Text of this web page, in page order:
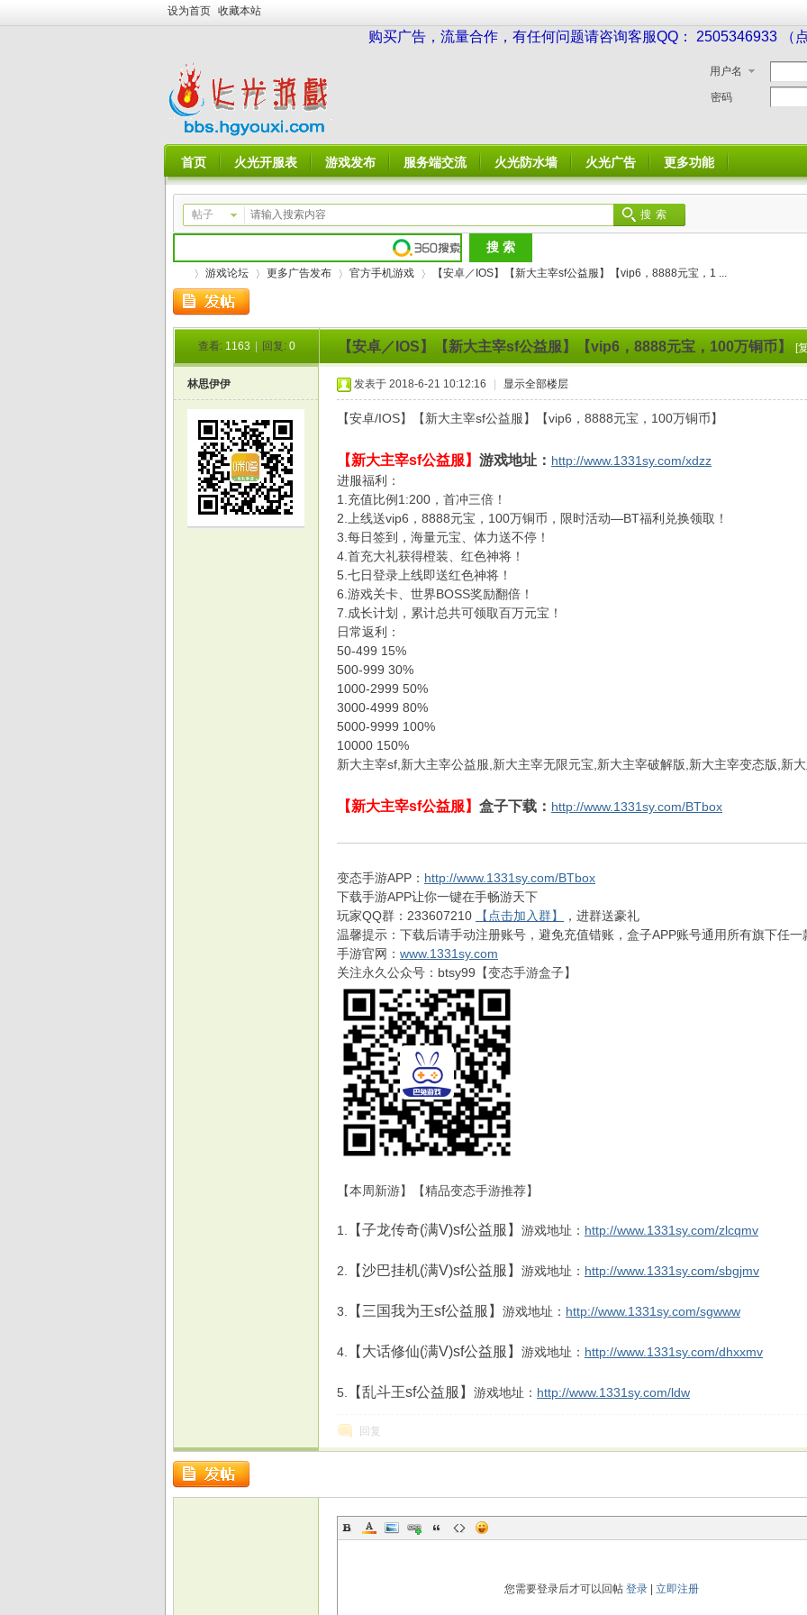
设为首页 收藏本站
购买广告，流量合作，有任何问题请咨询客服QQ： 2505346933 （
用户名
密码
首页 火光开服表 游戏发布 服务端交流 火光防水墙 火光广告 更多功能
帖子 搜索
游戏论坛
›
更多广告发布 官方手机游戏
›
【安卓／IOS】【新大主宰sf公益服】【vip6，8888元宝，1 ...
查看: 1163 回复: 0 【安卓／IOS】【新大主宰sf公益服】【vip6，8888元宝，100万铜币】 [
林思伊伊 发表于 2018-6-21 10:12:16 显示全部楼层
【安卓/IOS】【新大主宰sf公益服】【vip6，8888元宝，100万铜币】
【新大主宰sf公益服】 游戏地址： http://www.1331sy.com/xdzz
进服福利：
1.充值比例1:200，首冲三倍！
2.上线送vip6，8888元宝，100万铜币，限时活动—BT福利兑换领取！
3.每日签到，海量元宝、体力送不停！
4.首充大礼获得橙装、红色神将！
5.七日登录上线即送红色神将！
6.游戏关卡、世界BOSS奖励翻倍！
7.成长计划，累计总共可领取百万元宝！
日常返利：
50-499 15%
500-999 30%
1000-2999 50%
3000-4999 80%
5000-9999 100%
10000 150%
新大主宰sf,新大主宰公益服,新大主宰无限元宝,新大主宰破解版,新大主宰变态版,新
【新大主宰sf公益服】 盒子下载： http://www.1331sy.com/BTbox
变态手游APP： http://www.1331sy.com/BTbox
下载手游APP让你一键在手畅游天下
玩家QQ群：233607210
【点击加入群】
，进群送豪礼
温馨提示：下载后请手动注册账号，避免充值错账，盒子APP账号通用所有旗下任一
手游官网： www.1331sy.com
关注永久公众号：btsy99【变态手游盒子】
【本周新游】【精品变态手游推荐】
1. 【子龙传奇(满V)sf公益服】 游戏地址： http://www.1331sy.com/zlcqmv
2. 【沙巴挂机(满V)sf公益服】 游戏地址： http://www.1331sy.com/sbgjmv
3. 【三国我为王sf公益服】 游戏地址： http://www.1331sy.com/sgwww
4. 【大话修仙(满V)sf公益服】 游戏地址： http://www.1331sy.com/dhxxmv
5. 【乱斗王sf公益服】 游戏地址： http://www.1331sy.com/ldw
回复
您需要登录后才可以回帖 登录| 立即注册